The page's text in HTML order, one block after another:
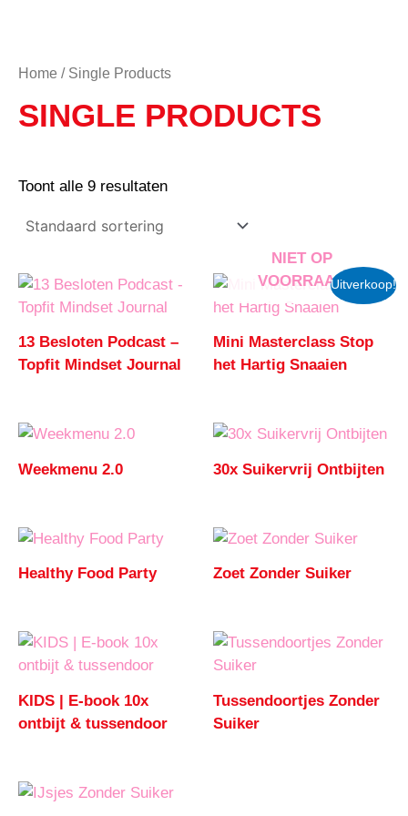
inhoud
Home / Single Products
SINGLE PRODUCTS
Toont alle 9 resultaten
13 Besloten Podcast –
Topfit Mindset Journal
Uitverkoop!
NIET OP
VOORRAAD
Mini Masterclass Stop
het Hartig Snaaien
Weekmenu 2.0 30x Suikervrij Ontbijten
Healthy Food Party Zoet Zonder Suiker
KIDS | E-book 10x
ontbijt & tussendoor
Tussendoortjes Zonder
Suiker